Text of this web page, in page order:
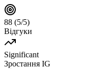
88 (5/5)
Відгуки
Significant
Зростання IG